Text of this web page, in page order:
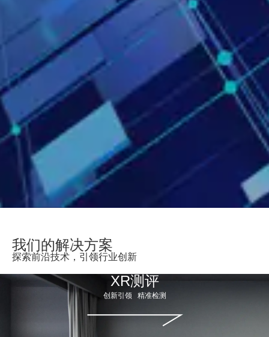
我们的解决方案
探索前沿技术，引领行业创新
XR测评
创新引领 精准检测